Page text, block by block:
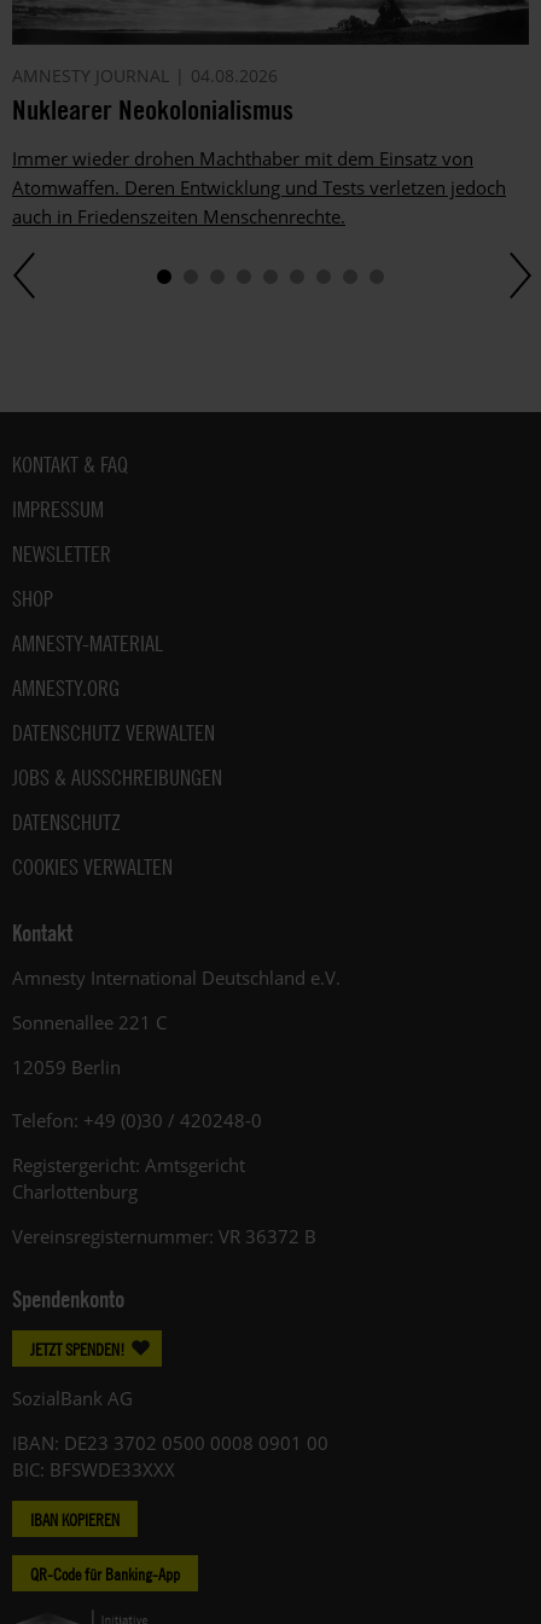
AMNESTY JOURNAL 04.08.2026
Nuklearer Neokolonialismus
Immer wieder drohen Machthaber mit dem Einsatz von
Atomwaffen. Deren Entwicklung und Tests verletzen jedoch
auch in Friedenszeiten Menschenrechte.
Fußbereich
KONTAKT & FAQ
IMPRESSUM
NEWSLETTER
SHOP
AMNESTY-MATERIAL
AMNESTY.ORG
DATENSCHUTZ VERWALTEN
JOBS & AUSSCHREIBUNGEN
DATENSCHUTZ
COOKIES VERWALTEN
Kontakt
Amnesty International Deutschland e.V.
Sonnenallee 221 C
12059 Berlin
Telefon: +49 (0)30 / 420248-0
Registergericht: Amtsgericht
Charlottenburg
Vereinsregisternummer: VR 36372 B
Spendenkonto
JETZT SPENDEN!
SozialBank AG
IBAN: DE23 3702 0500 0008 0901 00
BIC: BFSWDE33XXX
IBAN KOPIEREN
QR-Code für Banking-App